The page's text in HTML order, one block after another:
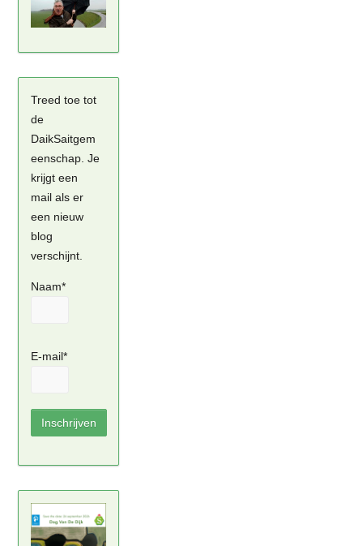
Treed toe tot
de
DaikSaitgem
eenschap. Je
krijgt een
mail als er
een nieuw
blog
verschijnt.
Naam*
E-mail*